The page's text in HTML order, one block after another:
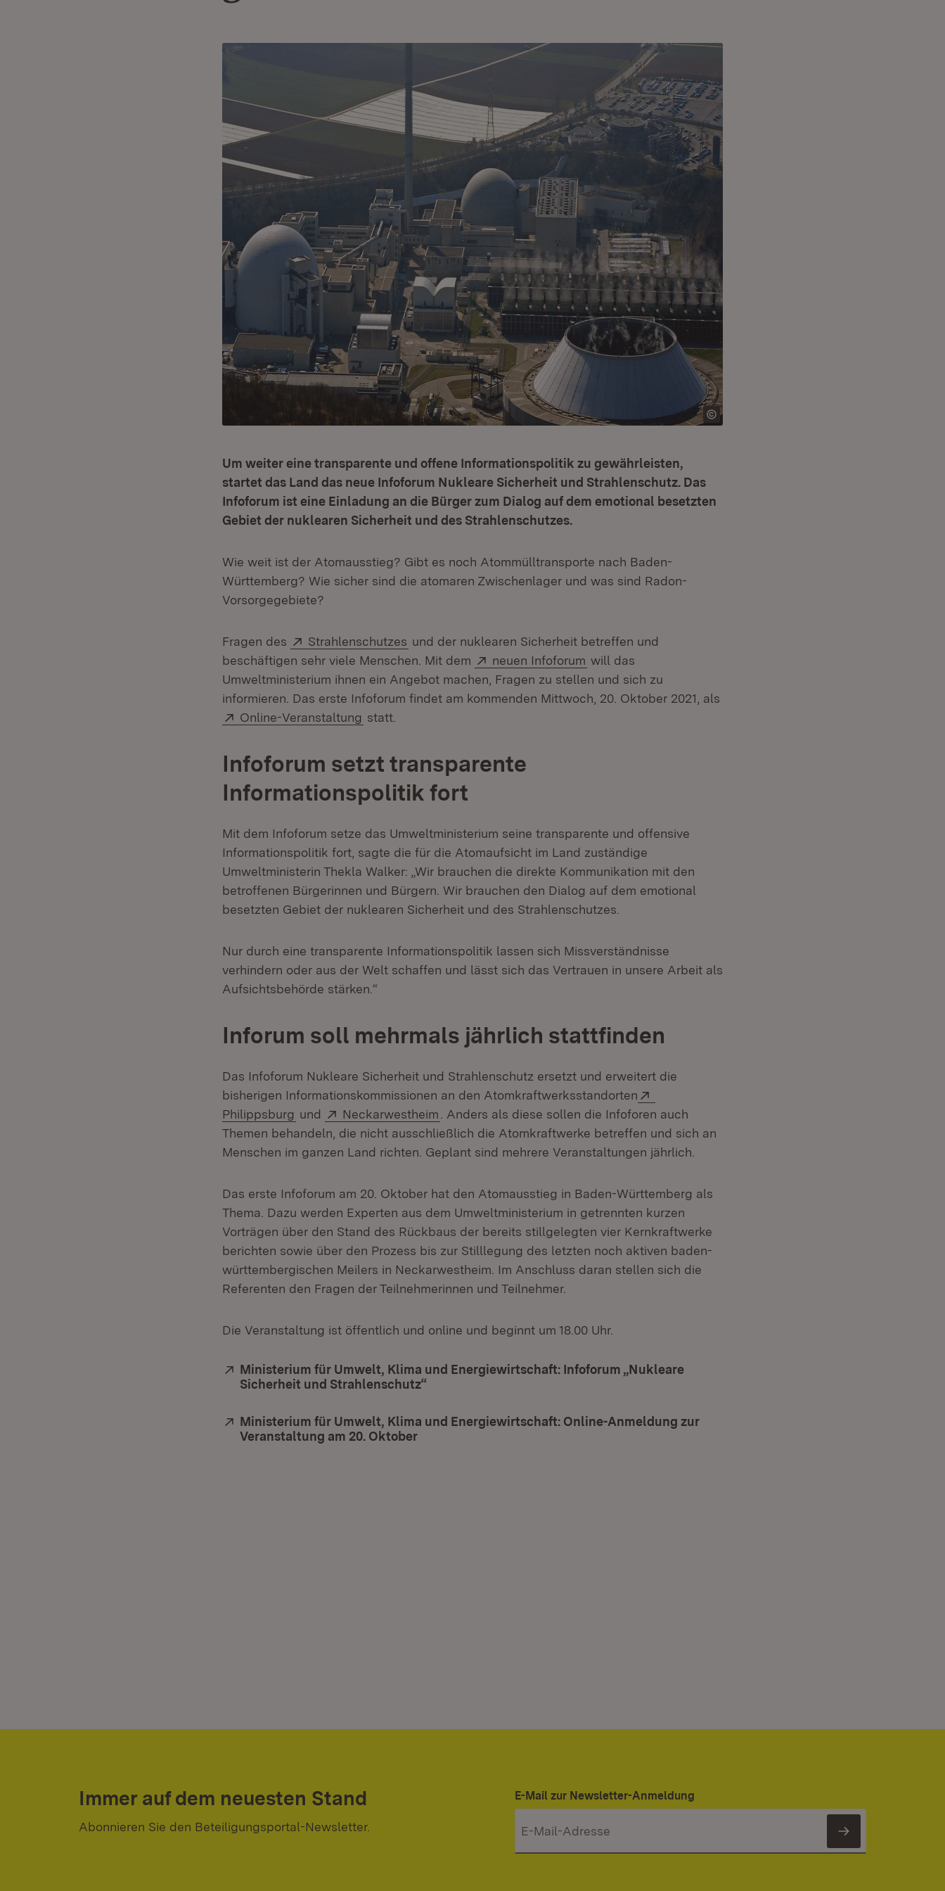
Um weiter eine transparente und offene Informationspolitik zu gewährleisten,
startet das Land das neue Infoforum Nukleare Sicherheit und Strahlenschutz. Das
Infoforum ist eine Einladung an die Bürger zum Dialog auf dem emotional besetzten
Gebiet der nuklearen Sicherheit und des Strahlenschutzes.
Wie weit ist der Atomausstieg? Gibt es noch Atommülltransporte nach Baden-
Württemberg? Wie sicher sind die atomaren Zwischenlager und was sind Radon-
Vorsorgegebiete?
Fragen des Extern:
Strahlenschutzes (Öffnet in neuem Fenster)
und der nuklearen Sicherheit betreffen und
beschäftigen sehr viele Menschen. Mit dem
Extern:
neuen Infoforum (Öffnet in neuem Fenster)
will das
Umweltministerium ihnen ein Angebot machen, Fragen zu stellen und sich zu
informieren. Das erste Infoforum findet am kommenden Mittwoch, 20. Oktober 2021, als
Extern:
Online-Veranstaltung (Öffnet in neuem Fenster)
statt.
Infoforum setzt transparente
Informationspolitik fort
Mit dem Infoforum setze das Umweltministerium seine transparente und offensive
Informationspolitik fort, sagte die für die Atomaufsicht im Land zuständige
Umweltministerin Thekla Walker: „Wir brauchen die direkte Kommunikation mit den
betroffenen Bürgerinnen und Bürgern. Wir brauchen den Dialog auf dem emotional
besetzten Gebiet der nuklearen Sicherheit und des Strahlenschutzes.
Nur durch eine transparente Informationspolitik lassen sich Missverständnisse
verhindern oder aus der Welt schaffen und lässt sich das Vertrauen in unsere Arbeit als
Aufsichtsbehörde stärken.“
Inforum soll mehrmals jährlich stattfinden
Das Infoforum Nukleare Sicherheit und Strahlenschutz ersetzt und erweitert die
bisherigen Informationskommissionen an den Atomkraftwerksstandorten
Philippsburg (Öffnet in neuem Fenster)
und Extern:
Neckarwestheim (Öffnet in neuem Fenster)
. Anders als diese sollen die Infoforen auch
Themen behandeln, die nicht ausschließlich die Atomkraftwerke betreffen und sich an
Menschen im ganzen Land richten. Geplant sind mehrere Veranstaltungen jährlich.
Das erste Infoforum am 20. Oktober hat den Atomausstieg in Baden-Württemberg als
Thema. Dazu werden Experten aus dem Umweltministerium in getrennten kurzen
Vorträgen über den Stand des Rückbaus der bereits stillgelegten vier Kernkraftwerke
berichten sowie über den Prozess bis zur Stilllegung des letzten noch aktiven baden-
württembergischen Meilers in Neckarwestheim. Im Anschluss daran stellen sich die
Referenten den Fragen der Teilnehmerinnen und Teilnehmer.
Die Veranstaltung ist öffentlich und online und beginnt um 18.00 Uhr.
Extern:
Ministerium für Umwelt, Klima und Energiewirtschaft: Infoforum „Nukleare
Sicherheit und Strahlenschutz“
Extern:
Ministerium für Umwelt, Klima und Energiewirtschaft: Online-Anmeldung zur
Veranstaltung am 20. Oktober
Immer auf dem neuesten Stand
Abonnieren Sie den Beteiligungsportal-Newsletter.
E-Mail zur Newsletter-Anmeldung
Newsletter